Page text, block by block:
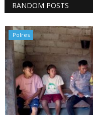
RANDOM POSTS
Polres